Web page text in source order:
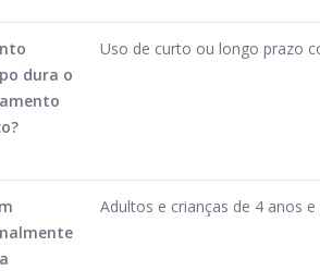
dura o
Uso de curto ou longo prazo
Adultos e crianças de 4 anos